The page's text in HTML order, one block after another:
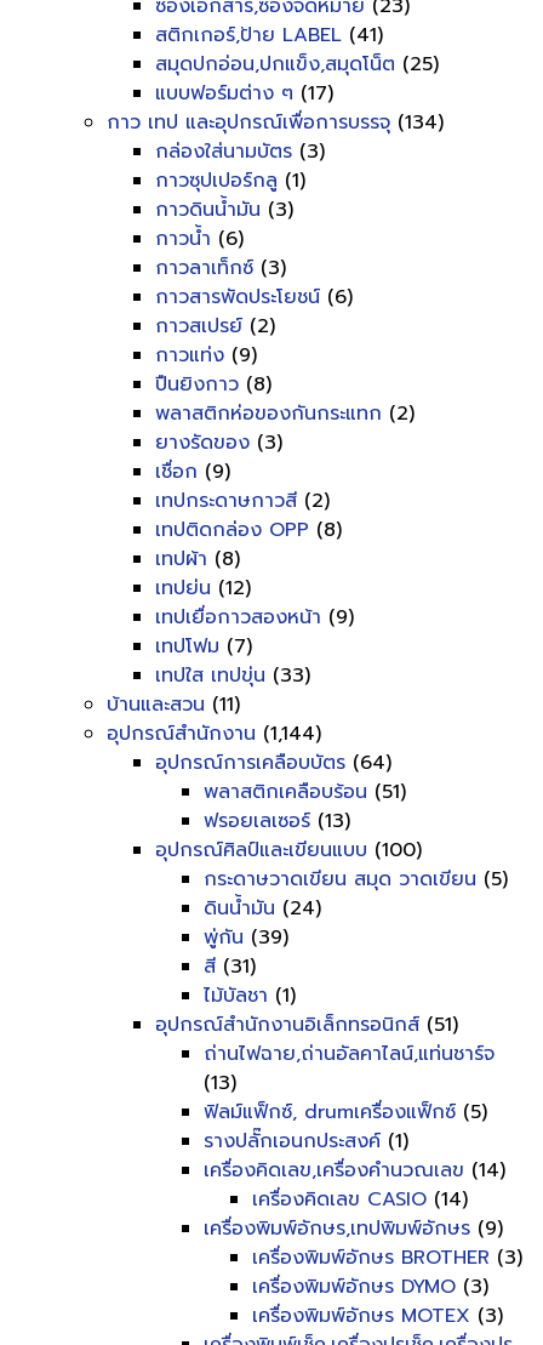
ซองเอกสาร,ซองจดหมาย (23)
สติกเกอร์,ป้าย LABEL (41)
สมุดปกอ่อน,ปกแข็ง,สมุดโน็ต (25)
แบบฟอร์มต่าง ๆ (17)
กาว เทป และอุปกรณ์เพื่อการบรรจุ (134)
กล่องใส่นามบัตร (3)
กาวซุปเปอร์กลู (1)
กาวดินน้ำมัน (3)
กาวน้ำ (6)
กาวลาเท็กซ์ (3)
กาวสารพัดประโยชน์ (6)
กาวสเปรย์ (2)
กาวแท่ง (9)
ปืนยิงกาว (8)
พลาสติกห่อของกันกระแทก (2)
ยางรัดของ (3)
เชื่อก (9)
เทปกระดาษกาวสี (2)
เทปติดกล่อง OPP (8)
เทปผ้า (8)
เทปย่น (12)
เทปเยื่อกาวสองหน้า (9)
เทปโฟม (7)
เทปใส เทปขุ่น (33)
บ้านและสวน (11)
อุปกรณ์สำนักงาน (1,144)
อุปกรณ์การเคลือบบัตร (64)
พลาสติกเคลือบร้อน (51)
ฟรอยเลเซอร์ (13)
อุปกรณ์ศิลป์และเขียนแบบ (100)
กระดาษวาดเขียน สมุด วาดเขียน (5)
ดินน้ำมัน (24)
พู่กัน (39)
สี (31)
ไม้บัลชา (1)
อุปกรณ์สำนักงานอิเล็กทรอนิกส์ (51)
ถ่านไฟฉาย,ถ่านอัลคาไลน์,แท่นชาร์จ
(13)
ฟิลม์แฟ็กซ์, drumเครื่องแฟ็กซ์ (5)
รางปลั๊กเอนกประสงค์ (1)
เครื่องคิดเลข,เครื่องคำนวณเลข (14)
เครื่องคิดเลข CASIO (14)
เครื่องพิมพ์อักษร,เทปพิมพ์อักษร (9)
เครื่องพิมพ์อักษร BROTHER (3)
เครื่องพิมพ์อักษร DYMO (3)
เครื่องพิมพ์อักษร MOTEX (3)